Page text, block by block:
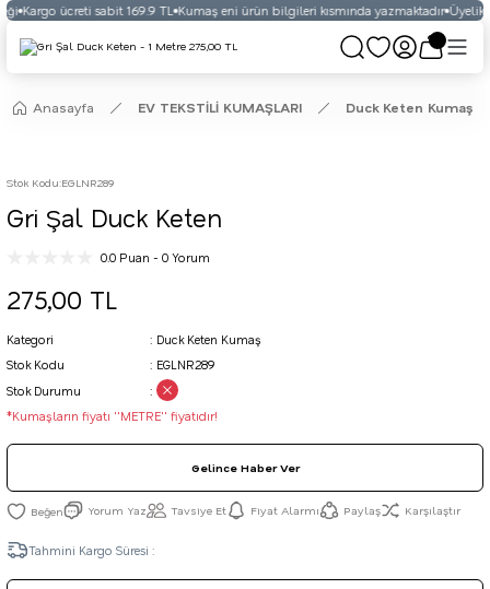
Kargo ücreti sabit 169.9 TL Kumaş eni ürün bilgileri kısmında yazmaktadır Üyelikli
Anasayfa EV TEKSTİLİ KUMAŞLARI Duck Keten Kumaş
Stok Kodu:EGLNR289
Gri Şal Duck Keten
0.0 Puan - 0 Yorum
275,00 TL
Kategori
Duck Keten Kumaş
Stok Kodu
EGLNR289
Stok Durumu
*Kumaşların fiyatı ''METRE'' fiyatıdır!
Gelince Haber Ver
Yorum Yaz Tavsiye Et Fiyat Alarmı Paylaş Karşılaştır
Tahmini Kargo Süresi :